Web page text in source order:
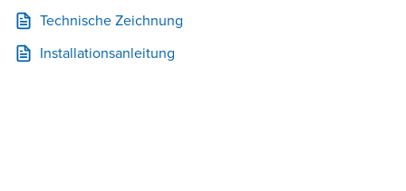
Technische Zeichnung
Installationsanleitung